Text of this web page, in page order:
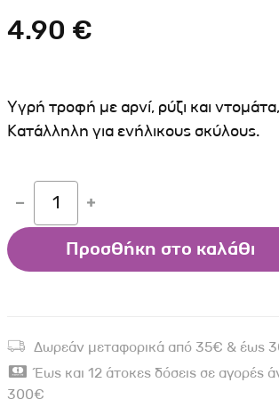
Ρουχαλάκια Σκύλου
Ταυτότητες Σκύλου
4.90 €
Υγρή τροφή με αρνί, ρύζι και
Κατάλληλη για ενήλικους σκύλους.
1
Προσθήκη στο καλάθι
Δωρεάν μεταφορικά από 35€ & έως
Έως και 12 άτοκες δόσεις σε αγορές
300€